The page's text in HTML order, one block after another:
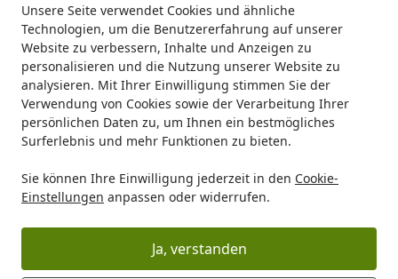
Unsere Seite verwendet Cookies und ähnliche
Technologien, um die Benutzererfahrung auf unserer
Website zu verbessern, Inhalte und Anzeigen zu
personalisieren und die Nutzung unserer Website zu
analysieren. Mit Ihrer Einwilligung stimmen Sie der
Verwendung von Cookies sowie der Verarbeitung Ihrer
persönlichen Daten zu, um Ihnen ein bestmögliches
Surferlebnis und mehr Funktionen zu bieten.
Sie können Ihre Einwilligung jederzeit in den Cookie-
Einstellungen anpassen oder widerrufen.
Ja, verstanden
Karibu Pools inkl. gratis Sandfilteranlage & Pool-
Starterset (Gesamtwert bis 468,99€)
Startseite
Gartenpflege Gartengeräte Rasentraktor & Rider
Rasentraktor & Rider
Ihre Artikelübersicht